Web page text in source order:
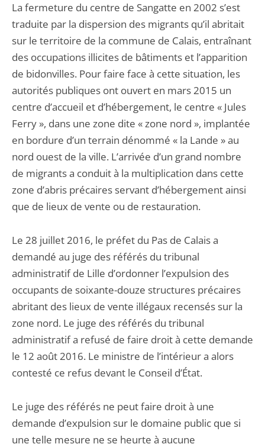
La fermeture du centre de Sangatte en 2002 s’est
traduite par la dispersion des migrants qu’il abritait
sur le territoire de la commune de Calais, entraînant
des occupations illicites de bâtiments et l’apparition
de bidonvilles. Pour faire face à cette situation, les
autorités publiques ont ouvert en mars 2015 un
centre d’accueil et d’hébergement, le centre « Jules
Ferry », dans une zone dite « zone nord », implantée
en bordure d’un terrain dénommé « la Lande » au
nord ouest de la ville. L’arrivée d’un grand nombre
de migrants a conduit à la multiplication dans cette
zone d’abris précaires servant d’hébergement ainsi
que de lieux de vente ou de restauration.
Le 28 juillet 2016, le préfet du Pas de Calais a
demandé au juge des référés du tribunal
administratif de Lille d’ordonner l’expulsion des
occupants de soixante-douze structures précaires
abritant des lieux de vente illégaux recensés sur la
zone nord. Le juge des référés du tribunal
administratif a refusé de faire droit à cette demande
le 12 août 2016. Le ministre de l’intérieur a alors
contesté ce refus devant le Conseil d’État.
Le juge des référés ne peut faire droit à une
demande d’expulsion sur le domaine public que si
une telle mesure ne se heurte à aucune